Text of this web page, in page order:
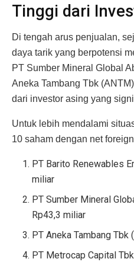
Tinggi dari
Di tengah arus penjualan,
daya tarik yang berpotensi
PT Sumber Mineral Global
Aneka Tambang Tbk
dari investor asing yang
Untuk lebih mendalami
10 saham dengan net
PT Barito Renewables
miliar
PT Sumber Mineral
Rp43,3 miliar
PT Aneka Tambang
PT Metrocap Capital